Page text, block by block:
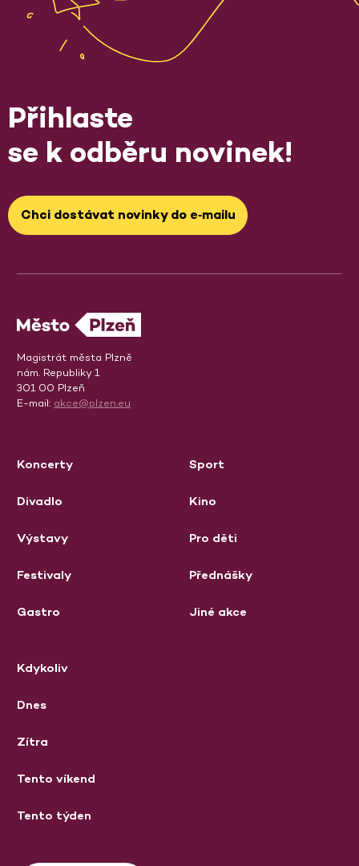
Přihlaste
se k odběru novinek!
Chci dostávat novinky do e‑mailu
Magistrát města Plzně
nám. Republiky 1
301 00 Plzeň
E-mail: akce@plzen.eu
Koncerty
Divadlo
Výstavy
Festivaly
Gastro
Sport
Kino
Pro děti
Přednášky
Jiné akce
Kdykoliv
Dnes
Zítra
Tento víkend
Tento týden